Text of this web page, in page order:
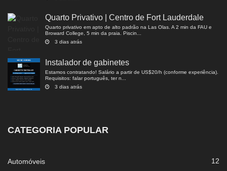
Quarto Privativo | Centro de Fort Lauderdale
Quarto privativo em apto de alto padrão na Las Olas. A 2 min da FAU e
Broward College, 5 min da praia. Piscin...
3 dias atrás
Instalador de gabinetes
Estamos contratando! Salário a partir de US$20/h (conforme experiência).
Requisitos: falar português, ter n...
3 dias atrás
CATEGORIA POPULAR
Automóveis 12